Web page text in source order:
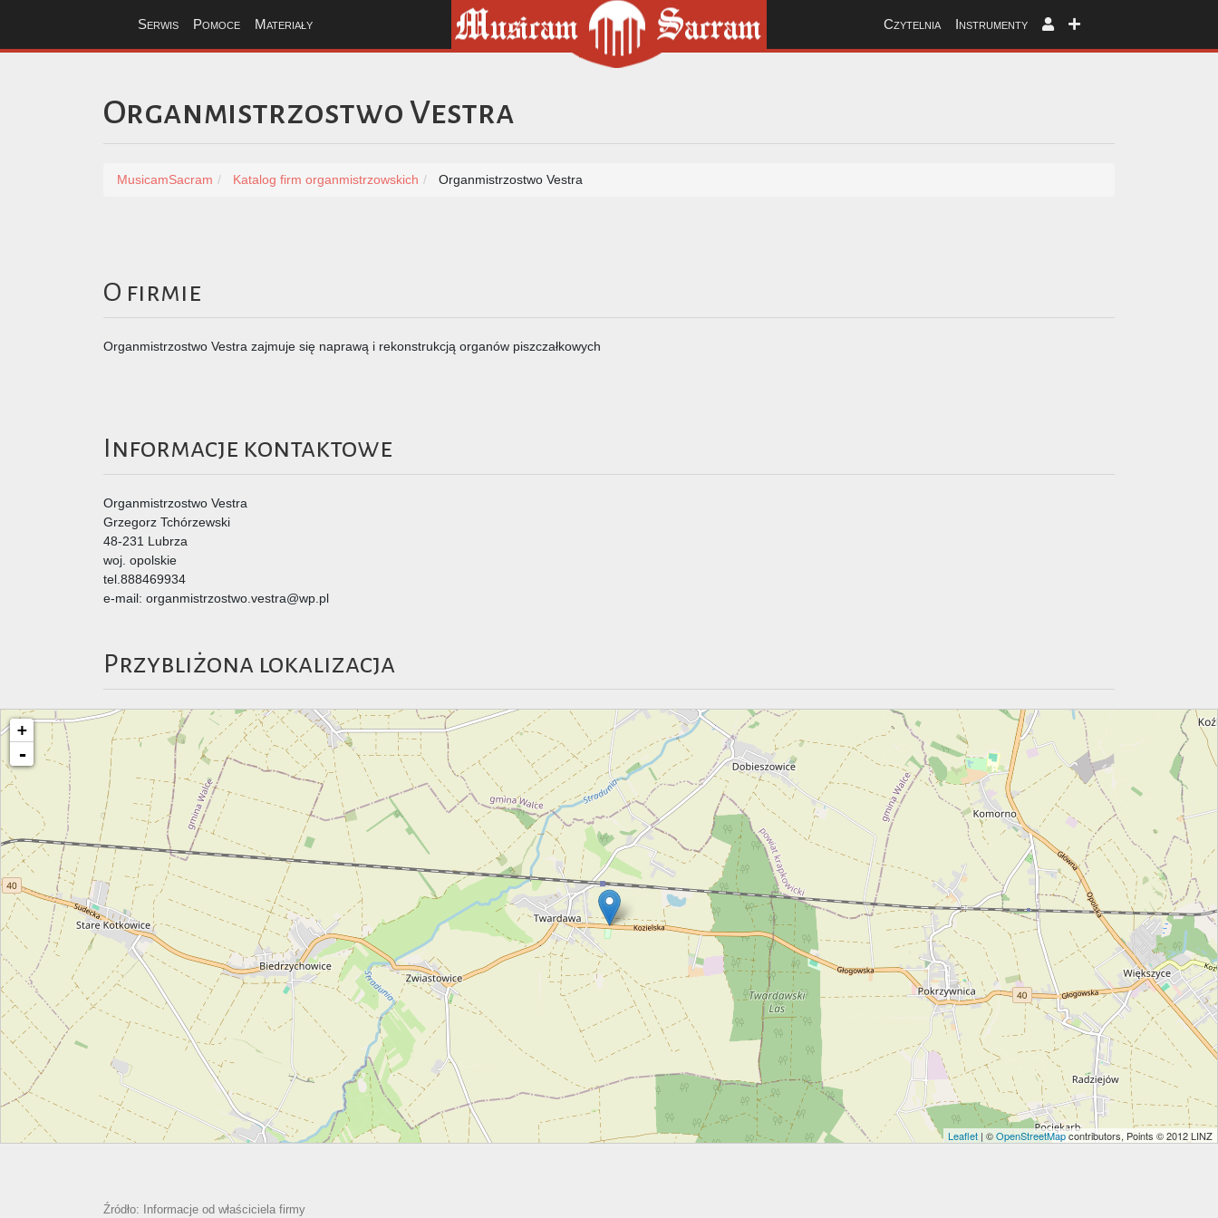
Serwis Pomoce Materiały Czytelnia Instrumenty
Organmistrzostwo Vestra
MusicamSacram Katalog firm organmistrzowskich Organmistrzostwo Vestra
O firmie
Organmistrzostwo Vestra zajmuje się naprawą i rekonstrukcją organów piszczałkowych
Informacje kontaktowe
Organmistrzostwo Vestra
Grzegorz Tchórzewski
48-231 Lubrza
woj. opolskie
tel.888469934
e-mail: organmistrzostwo.vestra@wp.pl
Przybliżona lokalizacja
+
-
Leaflet | ©OpenStreetMapcontributors, Points © 2012 LINZ
Źródło: Informacje od właściciela firmy